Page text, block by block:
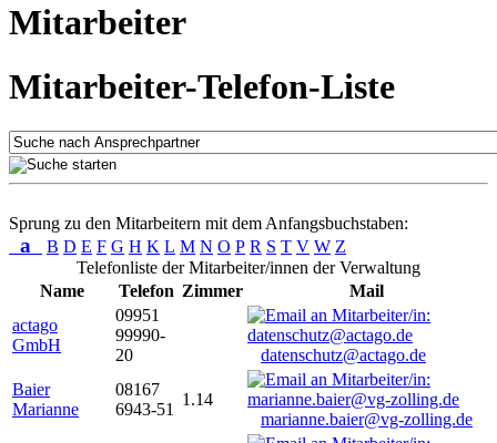
Mitarbeiter
Mitarbeiter-Telefon-Liste
Sprung zu den Mitarbeitern mit dem Anfangsbuchstaben:
a B D E F G H K L M N O P R S T V W Z
Telefonliste der Mitarbeiter/innen der Verwaltung
Name
Telefon Zimmer
Mail
actago
GmbH
09951
99990-
20
datenschutz@actago.de
Baier
Marianne
08167
6943-51
1.14
marianne.baier@vg-zolling.de